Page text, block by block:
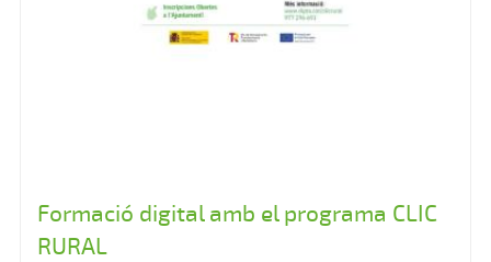
Formació digital amb el programa CLIC
RURAL